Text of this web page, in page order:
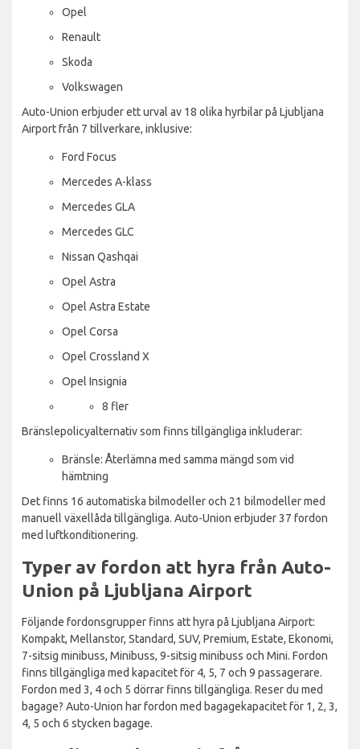
Opel
Renault
Skoda
Volkswagen
Auto-Union erbjuder ett urval av 18 olika hyrbilar på Ljubljana
Airport från 7 tillverkare, inklusive:
Ford Focus
Mercedes A-klass
Mercedes GLA
Mercedes GLC
Nissan Qashqai
Opel Astra
Opel Astra Estate
Opel Corsa
Opel Crossland X
Opel Insignia
8 fler
Bränslepolicyalternativ som finns tillgängliga inkluderar:
Bränsle: Återlämna med samma mängd som vid
hämtning
Det finns 16 automatiska bilmodeller och 21 bilmodeller med
manuell växellåda tillgängliga. Auto-Union erbjuder 37 fordon
med luftkonditionering.
Typer av fordon att hyra från Auto-
Union på Ljubljana Airport
Följande fordonsgrupper finns att hyra på Ljubljana Airport:
Kompakt, Mellanstor, Standard, SUV, Premium, Estate, Ekonomi,
7-sitsig minibuss, Minibuss, 9-sitsig minibuss och Mini. Fordon
finns tillgängliga med kapacitet för 4, 5, 7 och 9 passagerare.
Fordon med 3, 4 och 5 dörrar finns tillgängliga. Reser du med
bagage? Auto-Union har fordon med bagagekapacitet för 1, 2, 3,
4, 5 och 6 stycken bagage.